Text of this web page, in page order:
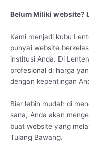
Belum Miliki website?
Kami menjadi kubu
punyai website
institusi Anda. Di
profesional di harga
dengan kepentingan
Biar lebih mudah di
sana, Anda akan
buat website yang
Tulang Bawang.